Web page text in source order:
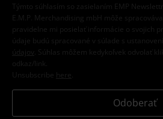
Týmto súhlasím so zasielaním EMP
E.M.P. Merchandising mbH môže
pravidelne mi posielať informácie o svojich
údaje budú spracované v súlade s
údajov
. Súhlas môžem kedykoľvek odvolať
odkaz/link.
Unsubscribe here
Odoberať